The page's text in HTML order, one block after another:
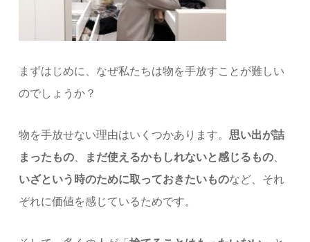
まずはじめに、なぜ私たちは物を手放すことが難しい
のでしょうか？
物を手放せない理由はいくつかあります。 思い出が詰
まったもの
まだ使えるかもしれないと感じるもの
いざという時のために取っておきたいものなど、それ
ぞれに価値を感じているためです。